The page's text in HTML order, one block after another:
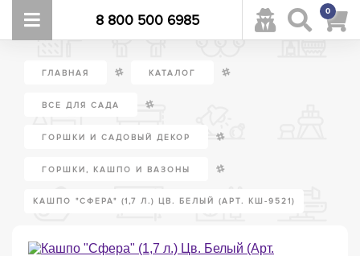
8 800 500 6985
0
ГЛАВНАЯ / КАТАЛОГ /
ВСЕ ДЛЯ САДА /
ГОРШКИ И САДОВЫЙ ДЕКОР /
ГОРШКИ, КАШПО И ВАЗОНЫ /
КАШПО "СФЕРА" (1,7 Л.) ЦВ. БЕЛЫЙ (АРТ. КШ-9521)